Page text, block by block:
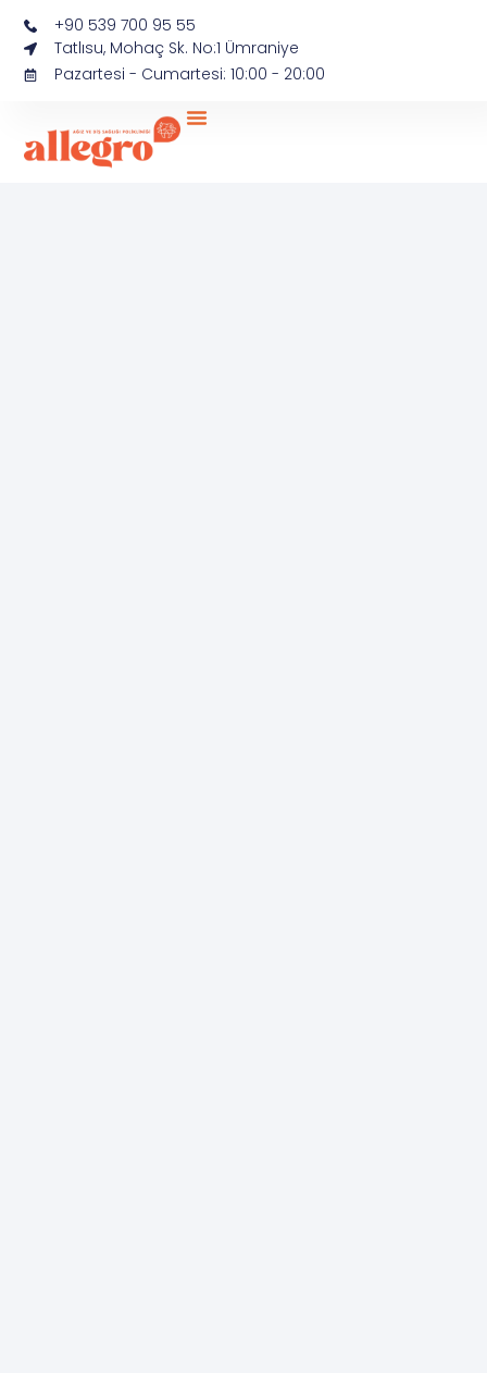
+90 539 700 95 55
Tatlısu, Mohaç Sk. No:1 Ümraniye
Pazartesi - Cumartesi: 10:00 - 20:00